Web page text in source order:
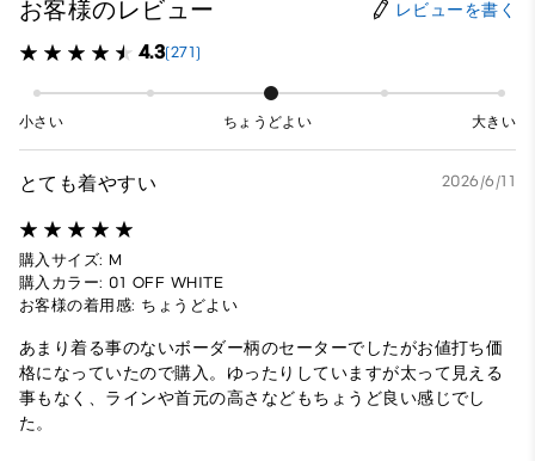
お客様のレビュー レビューを書く
4.3(271)
小さい ちょうどよい 大きい
とても着やすい 2026/6/11
購入サイズ: M
購入カラー: 01 OFF WHITE
お客様の着用感: ちょうどよい
あまり着る事のないボーダー柄のセーターでしたがお値打ち価
格になっていたので購入。ゆったりしていますが太って見える
事もなく、ラインや首元の高さなどもちょうど良い感じでし
た。